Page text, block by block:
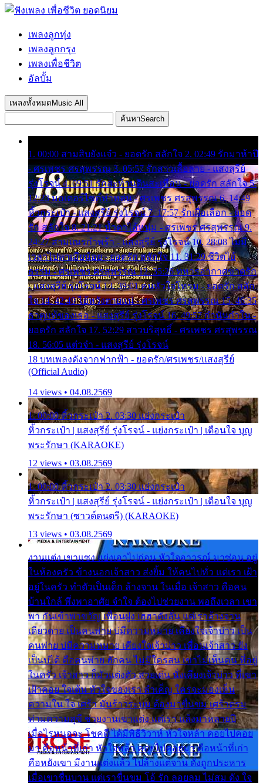
เพลงลูกทุ่ง
เพลงลูกกรุง
เพลงเพื่อชีวิต
อัลบั้ม
เพลงทั้งหมด Music All
ค้นหาSearch
1. 00:00 สามสิบยังแจ๋ว - ยอดรัก สลักใจ 2. 02:49 รักมาห้าปี
- ศรเพชร ศรสุพรรณ 3. 05:57 รักสาวเสื้อลาย - แสงสุรีย์
รุ่งโรจน์ 4. 09:51 รักสะท้านดินสะเทือน - ยอดรัก สลักใจ 5.
12:23 มอเตอร์ไซค์ทำหล่น - ศรเพชร ศรสุพรรณ 6. 14:49
หิ้วกระเป๋า - แสงสุรีย์ รุ่งโรจน์ 7. 17:57 รักเผื่อเลือก - ยอด
รัก สลักใจ 8. 21:21 น้ำตาไอ้หนุ่ม - ศรเพชร ศรสุพรรณ 9.
24:27 สามเณรกำพร้า - แสงสุรีย์ รุ่งโรจน์ 10. 28:08 ไม่มี
เวลาไปหาเมียน้อย - ยอดรัก สลักใจ 11. 31:29 ชีวิตไอ้
ธรรม - ศรเพชร ศรสุพรรณ 12. 35:26 ทหารอากาศขาดรัก
- แสงสุรีย์ รุ่งโรจน์ 13. 39:01 คนหัวใจโทรม - ยอดรัก สลัก
ใจ 14. 42:49 ไอ้หวังตายแน่ - ศรเพชร ศรสุพรรณ 15. 46:35
ธาตุแท้ของเธอ - แสงสุรีย์ รุ่งโรจน์ 16. 49:57 กำนันกำใน -
ยอดรัก สลักใจ 17. 52:29 สาวบริสุทธิ์ - ศรเพชร ศรสุพรรณ
18. 56:05 แต๋วจ๋า - แสงสุรีย์ รุ่งโรจน์
18 บทเพลงดังจากฟากฟ้า - ยอดรัก/ศรเพชร/แสงสุรีย์
(Official Audio)
14 views • 04.08.2569
1. 00:00 หิ้วกระเป๋า 2. 03:30 แย่งกระเป๋า
หิ้วกระเป๋า | แสงสุรีย์ รุ่งโรจน์ - แย่งกระเป๋า | เตือนใจ บุญ
พระรักษา (KARAOKE)
12 views • 03.08.2569
1. 00:00 หิ้วกระเป๋า 2. 03:30 แย่งกระเป๋า
หิ้วกระเป๋า | แสงสุรีย์ รุ่งโรจน์ - แย่งกระเป๋า | เตือนใจ บุญ
พระรักษา (ซาวด์ดนตรี) (KARAOKE)
13 views • 03.08.2569
งานแต่ง เขาแซง แย่งเอาไปก่อน หัวใจอาวรณ์ มาซ่อน อยู่
ในห้องครัว ข้างนอกเจ้าสาว ส่งยิ้ม ให้คนไปทั่ว แต่เรา เฝ้า
อยู่ในครัว ทำตัวเป็นเด็ก ล้างจาน ในเมื่อ เจ้าสาว คือคน
บ้านใกล้ พึ่งพาอาศัย จำใจ ต้องไปช่วยงาน พอถึงเวลา เขา
พา กันเข้าพาขวัญ เพื่อนฝูง เฮฮาดังลั่น แต่เราล้างจาน
เดียวดาย เป็นคนพ่าย บ่มีความหมาย เคียงใจเจ้าบ่าว เป็น
คนพ่าย บ่มีความหมาย เคียงใจเจ้าบ่าว เพื่อนเจ้าสาว ยัง
เป็นบ่ได้ คือคนพ่าย ฮักคน ไม่มีใครสน เขาไม่เห็นคน ที่อยู่
ในครัว เจ้าสาว ก็มัวแต่งตัว สวยเด่น นั่งเคียงเจ้าบ่าว ที่เขา
เฝ้าคอย ใจเต้น หัวใจของเรา ลำเค็ญ ใครจะมองเห็น
ความใน ใจ เศร้า มันร้าวระบม ต้องมาขื่นขม เศร้าตรม
ท่ามความสุขี ช่วยงานเขาแต่ง แต่เรา แล้งมาหลายปี
เมื่อไรหนอจะ โชคดี ได้มีพิธีวิวาห์ หัวใจหล้า คอยไปคอย
มา คือหน้าที่เก่า หัวใจหล้า คอยไปคอยมา คือหน้าที่เก่า
คือหยังเขา มีงานแต่งแล้ว ไปล้างแต่จาน ดั่งถูกประหาร
เมื่อเขาชื่นบาน แต่เราขื่นขม โอ้ รัก ลอยลม ไม่สม ดัง ใจ